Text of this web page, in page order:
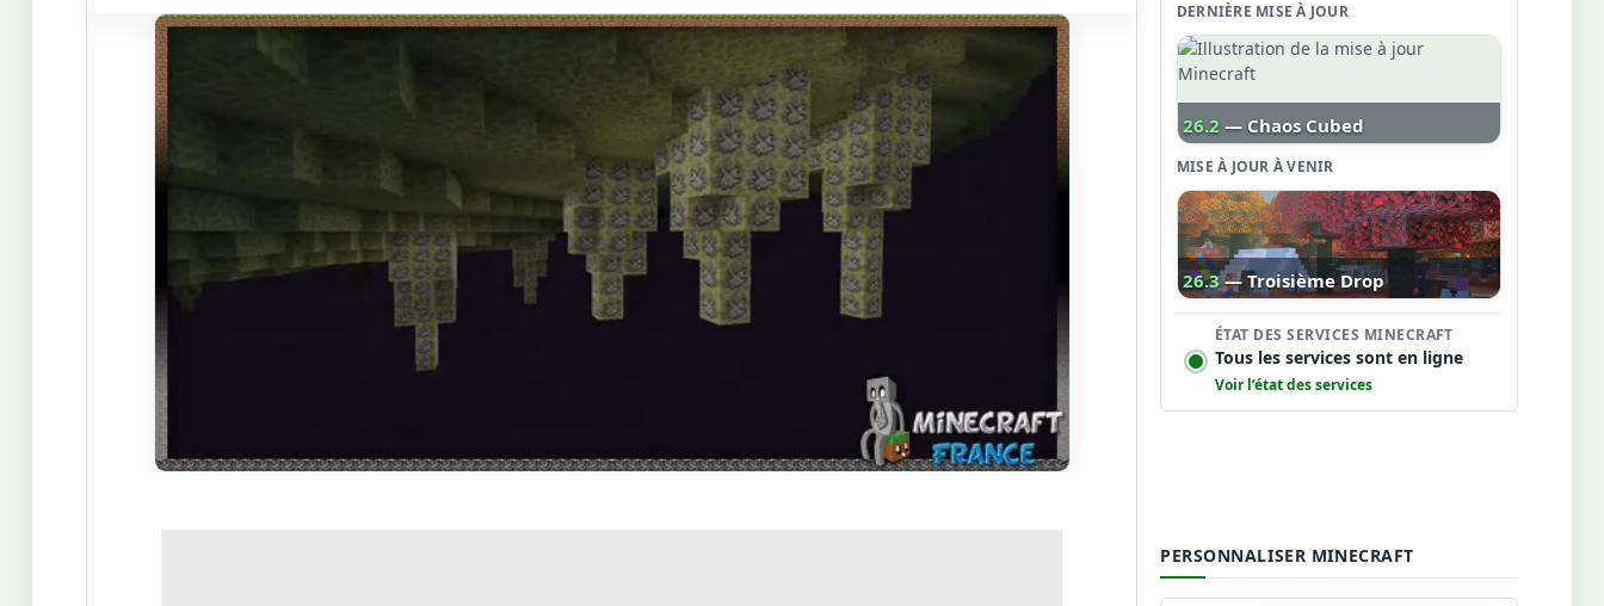
DERNIÈRE MISE À JOUR
26.2 — Chaos Cubed
MISE À JOUR À VENIR
26.3 — Troisième Drop
ÉTAT DES SERVICES MINECRAFT
Tous les services sont en ligne
Voir l’état des services
PERSONNALISER MINECRAFT